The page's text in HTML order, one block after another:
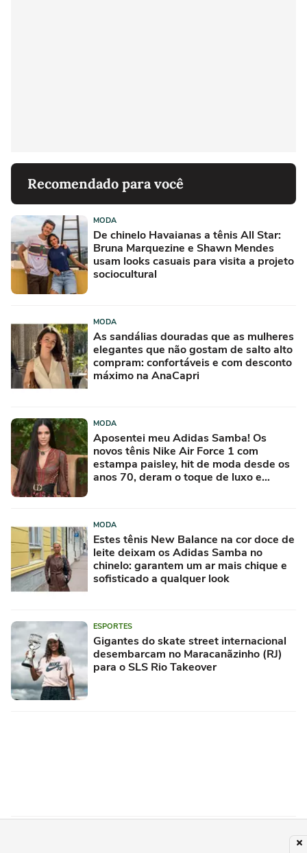
Recomendado para você
MODA
De chinelo Havaianas a tênis All Star:
Bruna Marquezine e Shawn Mendes
usam looks casuais para visita a projeto
sociocultural
MODA
As sandálias douradas que as mulheres
elegantes que não gostam de salto alto
compram: confortáveis e com desconto
máximo na AnaCapri
MODA
Aposentei meu Adidas Samba! Os
novos tênis Nike Air Force 1 com
estampa paisley, hit de moda desde os
anos 70, deram o toque de luxo e
MODA
Estes tênis New Balance na cor doce de
leite deixam os Adidas Samba no
chinelo: garantem um ar mais chique e
sofisticado a qualquer look
ESPORTES
Gigantes do skate street internacional
desembarcam no Maracanãzinho (RJ)
para o SLS Rio Takeover